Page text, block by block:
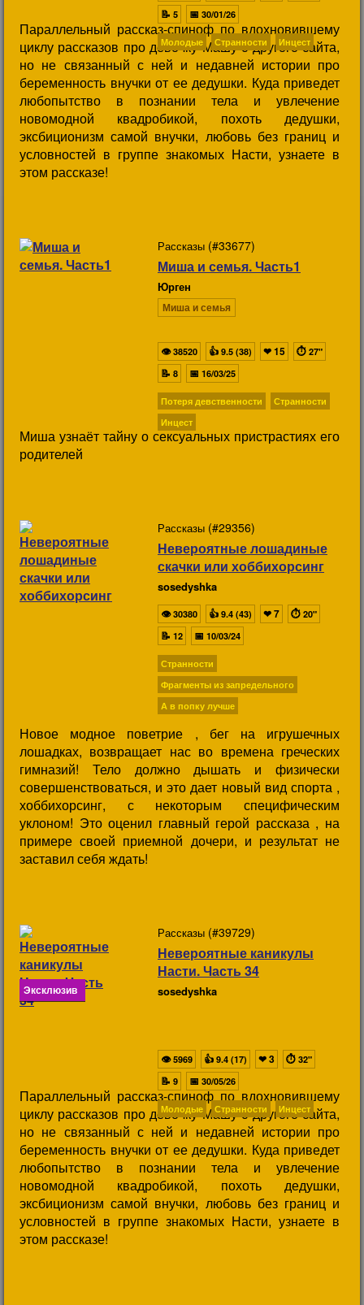
Параллельный рассказ-спиноф по вдохновившему
циклу рассказов про девочку Машу с другого сайта,
но не связанный с ней и недавней истории про
беременность внучки от ее дедушки. Куда приведет
любопытство в познании тела и увлечение
новомодной квадробикой, похоть дедушки,
эксбиционизм самой внучки, любовь без границ и
условностей в группе знакомых Насти, узнаете в
этом рассказе!
📝 5 📅 30/01/26
Молодые Странности Инцест
Рассказы (#33677)
Миша и семья. Часть1
Юрген
Миша и семья
Миша узнаёт тайну о сексуальных пристрастиях его
родителей
👁38520 👍 9.5 (38) ❤15 ⏱ 27"
📝 8 📅 16/03/25
Потеря девственности
Странности
Инцест
Рассказы (#29356)
Невероятные лошадиные
скачки или хоббихорсинг
sosedyshka
Новое модное поветрие , бег на игрушечных
лошадках, возвращает нас во времена греческих
гимназий! Тело должно дышать и физически
совершенствоваться, и это дает новый вид спорта ,
хоббихорсинг, с некоторым специфическим
уклоном! Это оценил главный герой рассказа , на
примере своей приемной дочери, и результат не
заставил себя ждать!
👁30380 👍 9.4 (43) ❤7 ⏱ 20"
📝 12 📅 10/03/24
Странности
Фрагменты из запредельного
А в попку лучше
Эксклюзив
Рассказы (#39729)
Невероятные каникулы
Насти. Часть 34
sosedyshka
Параллельный рассказ-спиноф по вдохновившему
циклу рассказов про девочку Машу с другого сайта,
но не связанный с ней и недавней истории про
беременность внучки от ее дедушки. Куда приведет
любопытство в познании тела и увлечение
новомодной квадробикой, похоть дедушки,
эксбиционизм самой внучки, любовь без границ и
условностей в группе знакомых Насти, узнаете в
этом рассказе!
👁5969 👍 9.4 (17) ❤3 ⏱ 32"
📝 9 📅 30/05/26
Молодые Странности Инцест